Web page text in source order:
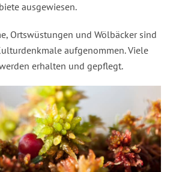
ausgewiesen.
Ortswüstungen und Wölbäcker sind
aufgenommen. Viele
erhalten und gepflegt.